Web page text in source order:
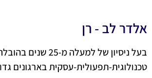
אלדר לב - רן
בעל ניסיון של למעלה מ-25
טכנולוגית-תפעולית-עסקית בארגונים